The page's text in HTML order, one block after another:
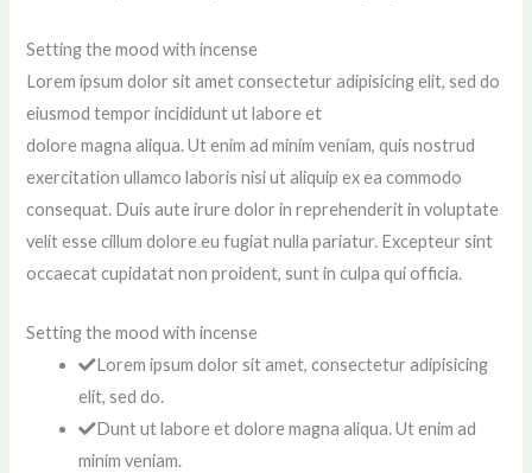
Setting the mood with incense
Lorem ipsum dolor sit amet consectetur adipisicing elit, sed do
eiusmod tempor incididunt ut labore et
dolore magna aliqua. Ut enim ad minim veniam, quis nostrud
exercitation ullamco laboris nisi ut aliquip ex ea commodo
consequat. Duis aute irure dolor in reprehenderit in voluptate
velit esse cillum dolore eu fugiat nulla pariatur. Excepteur sint
occaecat cupidatat non proident, sunt in culpa qui officia.
Setting the mood with incense
Lorem ipsum dolor sit amet, consectetur adipisicing
elit, sed do.
Dunt ut labore et dolore magna aliqua. Ut enim ad
minim veniam.